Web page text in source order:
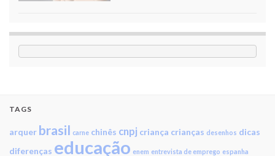
TAGS
arquer brasil carne chinês cnpj criança crianças desenhos dicas
diferenças educação enem entrevista de emprego espanha